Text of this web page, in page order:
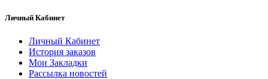
Личный Кабинет
Личный Кабинет
История заказов
Мои Закладки
Рассылка новостей